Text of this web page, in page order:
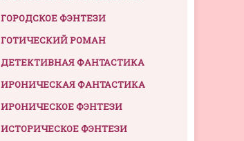
ГОРОДСКОЕ ФЭНТЕЗИ
ГОТИЧЕСКИЙ РОМАН
ДЕТЕКТИВНАЯ ФАНТАСТИКА
ИРОНИЧЕСКАЯ ФАНТАСТИКА
ИРОНИЧЕСКОЕ ФЭНТЕЗИ
ИСТОРИЧЕСКОЕ ФЭНТЕЗИ